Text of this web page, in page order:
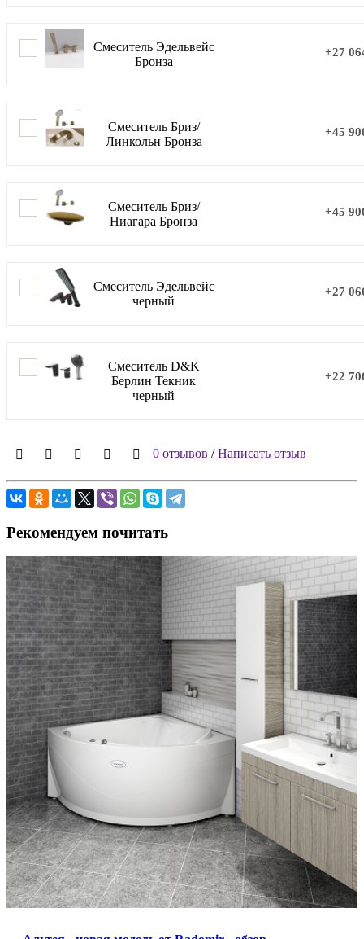
Смеситель Эдельвейс
Бронза
+27
Смеситель Бриз/
Линкольн Бронза
+45
Смеситель Бриз/
Ниагара Бронза
+45
Смеситель Эдельвейс
черный
+27
Смеситель D&K
Берлин Текник
черный
+22
0 отзывов /Написать отзыв
Рекомендуем почитать